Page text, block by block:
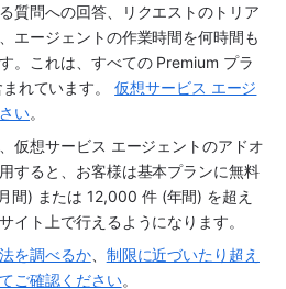
質問への回答、リクエストのトリア
エージェントの作業時間を何時間も
。これは、すべての Premium プラ
まれています。 仮想サービス エージ
い。
仮想サービス エージェントのアドオ
すると、お客様は基本プランに無料
間) または 12,000 件 (年間) を超え
イト上で行えるようになります。
を調べるか、 制限に近づいたり超え
ご確認ください。